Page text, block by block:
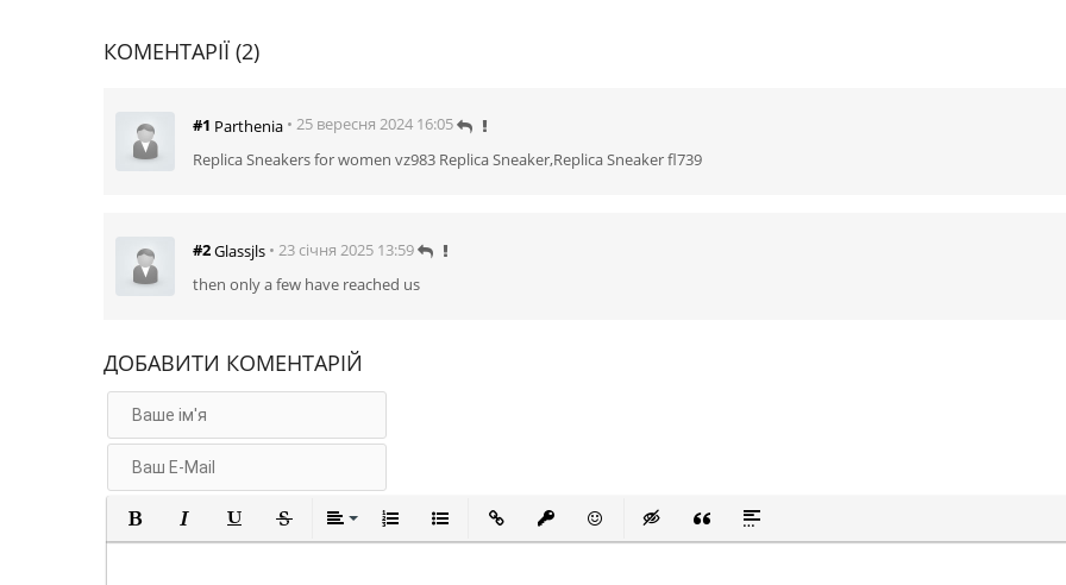
КОМЕНТАРІЇ (2)
#1 Parthenia • 25 вересня 2024 16:05
Replica Sneakers for women vz983 Replica Sneaker,Replica Sneaker fl739
#2Glassjls • 23 січня 2025 13:59
then only a few have reached us
ДОБАВИТИ КОМЕНТАРІЙ
Полужирный
КурсивПодчеркнутый
ЗачеркнутыйВыравнивание
Нумерованный список
Маркированный список
Вставить ссылку
Вставить защищенную ссылку
Вставить смайлик
Вставка скрытого текста
Вставка цитаты
Вставка спойлера